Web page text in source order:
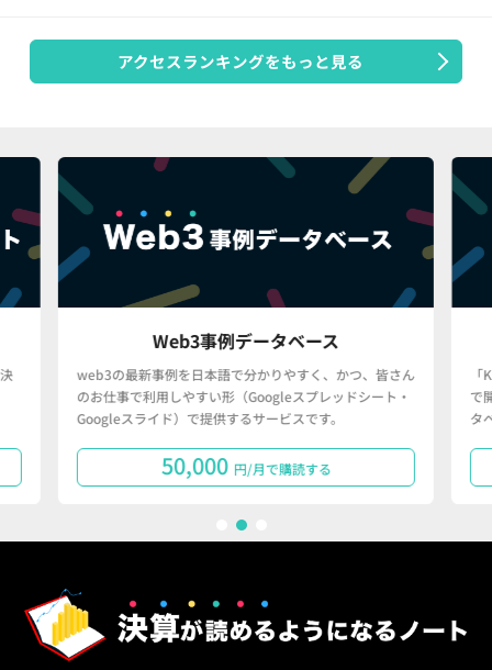
アクセスランキングをもっと見る
Web3事例データベース
web3の最新事例を日本語で分かりやすく、かつ、皆さん
のお仕事で利用しやすい形（Googleスプレッドシート・
Googleスライド）で提供するサービスです。
50,000 円/月で購読する
で
タ